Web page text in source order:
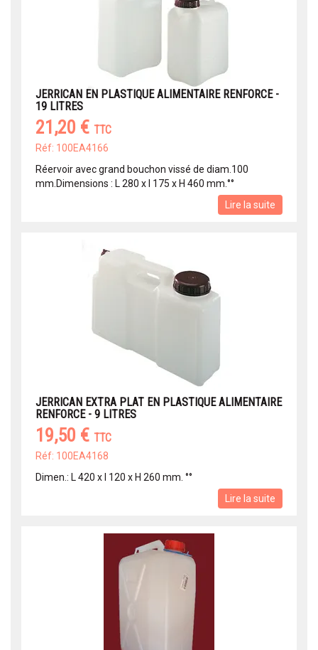
JERRICAN EN PLASTIQUE ALIMENTAIRE RENFORCE -
19 LITRES
21,20 € TTC
Réf: 100EA4166
Réervoir avec grand bouchon vissé de diam.100
mm.Dimensions : L 280 x l 175 x H 460 mm.°°
Lire la suite
JERRICAN EXTRA PLAT EN PLASTIQUE ALIMENTAIRE
RENFORCE - 9 LITRES
19,50 € TTC
Réf: 100EA4168
Dimen.: L 420 x l 120 x H 260 mm. °°
Lire la suite